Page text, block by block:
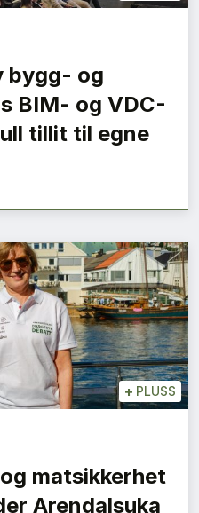
bygg- og
BIM- og VDC-
tillit til egne
+ PLUSS
matsikkerhet
Arendalsuka